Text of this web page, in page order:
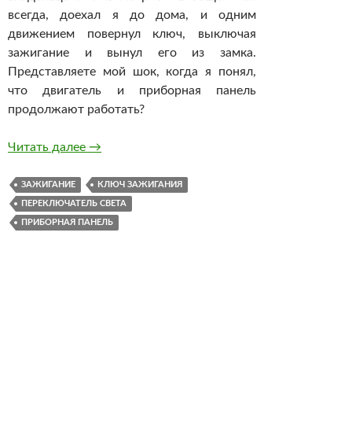
всегда, доехал я до дома, и одним
движением повернул ключ, выключая
зажигание и вынул его из замка.
Представляете мой шок, когда я понял,
что двигатель и приборная панель
продолжают работать?
Читать далее Вынул ключ зажигания, но двигатель
→
ЗАЖИГАНИЕ КЛЮЧ ЗАЖИГАНИЯ
ПЕРЕКЛЮЧАТЕЛЬ СВЕТА
ПРИБОРНАЯ ПАНЕЛЬ